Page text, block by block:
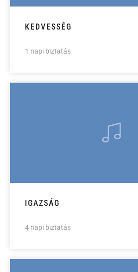
KEDVESSÉG
1 napi biztatás
IGAZSÁG
4 napi biztatás